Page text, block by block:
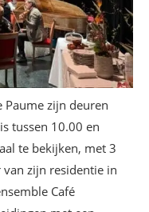
Paume zijn deuren
tussen 10.00 en
te bekijken, met 3
zijn residentie in
Café